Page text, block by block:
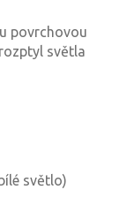
povrchovou
světla
světlo)